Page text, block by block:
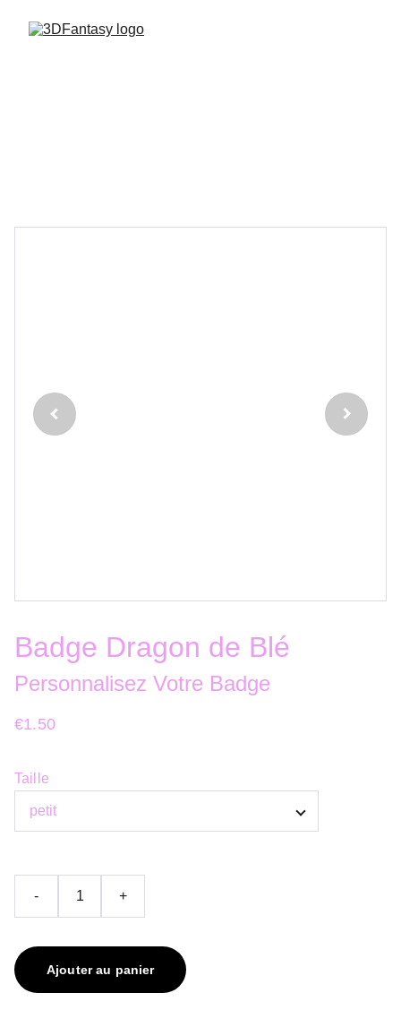
Badge Dragon de Blé
Personnalisez Votre Badge
€1.50
Taille
- +
Ajouter au panier